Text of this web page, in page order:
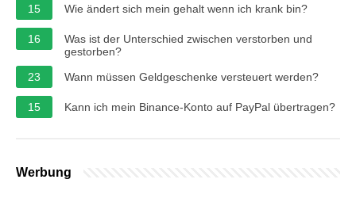
15 Wie ändert sich mein gehalt wenn ich krank bin?
16
Was ist der Unterschied zwischen verstorben und
gestorben?
23
Wann müssen Geldgeschenke versteuert werden?
15 Kann ich mein Binance-Konto auf PayPal übertragen?
Werbung